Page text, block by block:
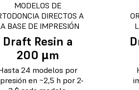
MODELOS DE
DIRECTOS A
BASE DE IMPRESIÓN
Draft Resin a
200 µm
24 modelos por
en ~2,5 h por 2-